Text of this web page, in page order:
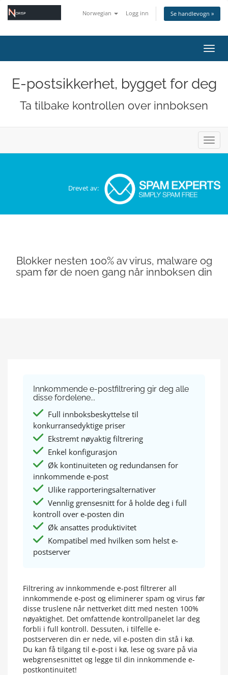
Norwegian Logg inn Se handlevogn »
Bytt
E-postsikkerhet, bygget for deg
Ta tilbake kontrollen over innboksen
Bytt
Drevet av:
Blokker nesten 100% av virus, malware og
spam før de noen gang når innboksen din
Innkommende e-postfiltrering gir deg alle
disse fordelene...
Full innboksbeskyttelse til
konkurransedyktige priser
Ekstremt nøyaktig filtrering
Enkel konfigurasjon
Øk kontinuiteten og redundansen for
innkommende e-post
Ulike rapporteringsalternativer
Vennlig grensesnitt for å holde deg i full
kontroll over e-posten din
Øk ansattes produktivitet
Kompatibel med hvilken som helst e-
postserver
Filtrering av innkommende e-post filtrerer all
innkommende e-post og eliminerer spam og virus før
disse truslene når nettverket ditt med nesten 100%
nøyaktighet. Det omfattende kontrollpanelet lar deg
forbli i full kontroll. Dessuten, i tilfelle e-
postserveren din er nede, vil e-posten din stå i kø.
Du kan få tilgang til e-post i kø, lese og svare på via
webgrensesnittet og legge til din innkommende e-
postkontinuitet!